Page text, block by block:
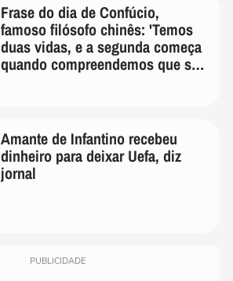
Frase do dia de Confúcio,
famoso filósofo chinês: 'Temos
duas vidas, e a segunda começa
quando compreendemos que só
Amante de Infantino recebeu
dinheiro para deixar Uefa, diz
jornal
PUBLICIDADE